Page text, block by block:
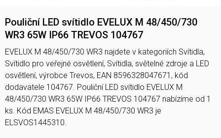
Pouliční LED svítidlo EVELUX M 48/450/730
WR3 65W IP66 TREVOS 104767
EVELUX M 48/450/730 WR3 najdete v kategoriích Svítidla,
Svítidlo pro veřejné osvětlení, Svítidla, světelné zdroje a LED
osvětlení, výrobce Trevos, EAN 8596328047671, kód
dodavatele 104767. Pouliční LED svítidlo EVELUX M
48/450/730 WR3 65W IP66 TREVOS 104767 nabízíme od 1
ks. Kód EMAS EVELUX M 48/450/730 WR3 je
ELSVOS1445310.